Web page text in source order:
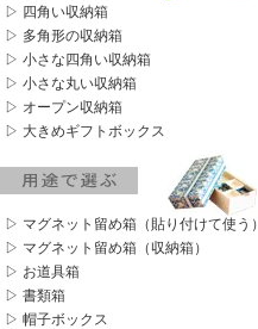
▷ 四角い収納箱
▷ 多角形の収納箱
▷ 小さな四角い収納箱
▷ 小さな丸い収納箱
▷ オープン収納箱
▷ 大きめギフトボックス
▷ マグネット留め箱（貼り付けて使う）
▷ マグネット留め箱（収納箱）
▷ お道具箱
▷ 書類箱
▷ 帽子ボックス